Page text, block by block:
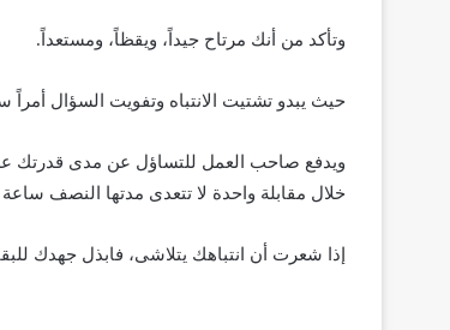
وتأكد من أنك مرتاح جيداً، ويقظاً، ومستعداً.
حيث يبدو تشتيت الانتباه وتفويت السؤال أمراً
ويدفع صاحب العمل للتساؤل عن مدى قدرتك
خلال مقابلة واحدة لا تتعدى مدتها النصف
إذا شعرت أن انتباهك يتلاشى، فابذل جهدك